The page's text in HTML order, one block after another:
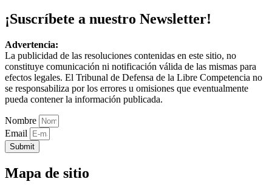
¡Suscríbete a nuestro Newsletter!
Advertencia:
La publicidad de las resoluciones contenidas en este sitio, no
constituye comunicación ni notificación válida de las mismas para
efectos legales. El Tribunal de Defensa de la Libre Competencia no
se responsabiliza por los errores u omisiones que eventualmente
pueda contener la información publicada.
Nombre
Email
Submit
Mapa de sitio